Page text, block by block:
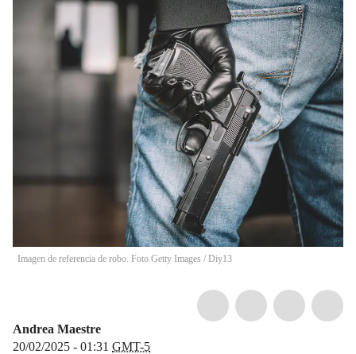
Imagen de referencia de robo. Foto Getty Images / Diy13
Andrea Maestre
20/02/2025 - 01:31 GMT-5